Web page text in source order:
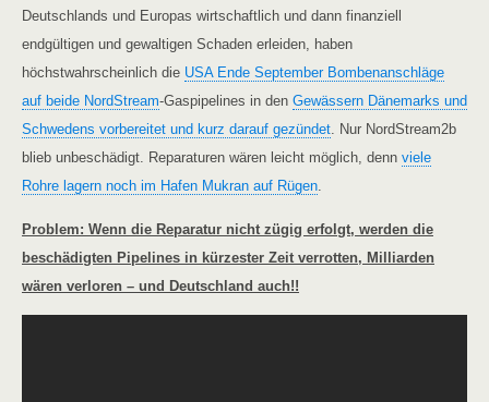
Deutschlands und Europas wirtschaftlich und dann finanziell
endgültigen und gewaltigen Schaden erleiden, haben
höchstwahrscheinlich die USA Ende September Bombenanschläge
auf beide NordStream-Gaspipelines in den Gewässern Dänemarks und
Schwedens vorbereitet und kurz darauf gezündet. Nur NordStream2b
blieb unbeschädigt. Reparaturen wären leicht möglich, denn viele
Rohre lagern noch im Hafen Mukran auf Rügen.
Problem: Wenn die Reparatur nicht zügig erfolgt, werden die
beschädigten Pipelines in kürzester Zeit verrotten, Milliarden
wären verloren – und Deutschland auch!!